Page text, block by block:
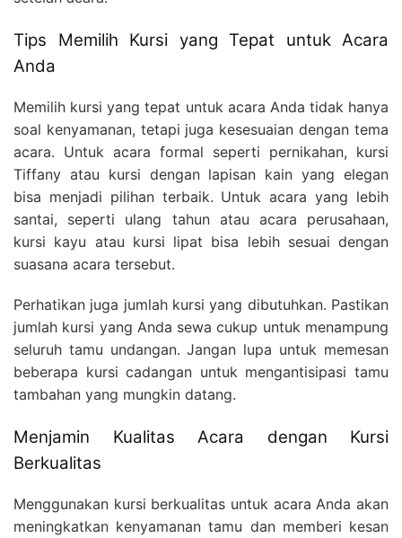
Tips Memilih Kursi yang Tepat untuk Acara
Anda
Memilih kursi yang tepat untuk acara Anda tidak hanya
soal kenyamanan, tetapi juga kesesuaian dengan tema
acara. Untuk acara formal seperti pernikahan, kursi
Tiffany atau kursi dengan lapisan kain yang elegan
bisa menjadi pilihan terbaik. Untuk acara yang lebih
santai, seperti ulang tahun atau acara perusahaan,
kursi kayu atau kursi lipat bisa lebih sesuai dengan
suasana acara tersebut.
Perhatikan juga jumlah kursi yang dibutuhkan. Pastikan
jumlah kursi yang Anda sewa cukup untuk menampung
seluruh tamu undangan. Jangan lupa untuk memesan
beberapa kursi cadangan untuk mengantisipasi tamu
tambahan yang mungkin datang.
Menjamin Kualitas Acara dengan Kursi
Berkualitas
Menggunakan kursi berkualitas untuk acara Anda akan
meningkatkan kenyamanan tamu dan memberi kesan